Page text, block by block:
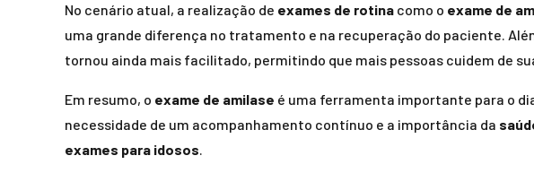
No cenário atual, a realização de exames de rotina como o exame de
uma grande diferença no tratamento e na recuperação do paciente.
tornou ainda mais facilitado, permitindo que mais pessoas cuidem de
Em resumo, o exame de amilase é uma ferramenta importante para o
necessidade de um acompanhamento contínuo e a importância da
exames para idosos.